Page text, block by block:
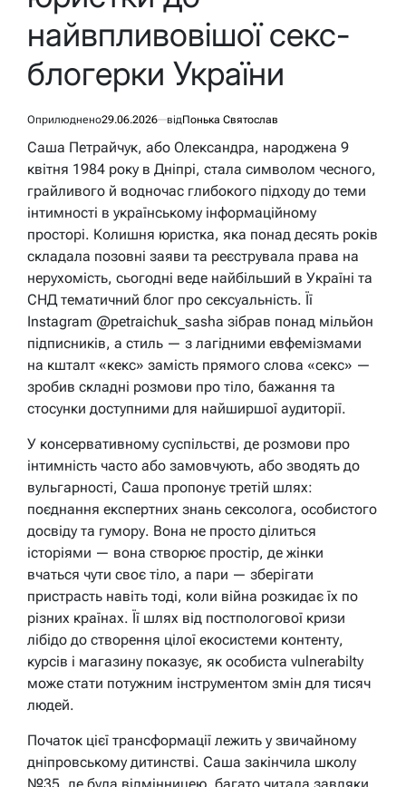
найвпливовішої секс-
блогерки України
Оприлюднено29.06.2026 відПонька Святослав
Саша Петрайчук, або Олександра, народжена 9
квітня 1984 року в Дніпрі, стала символом чесного,
грайливого й водночас глибокого підходу до теми
інтимності в українському інформаційному
просторі. Колишня юристка, яка понад десять років
складала позовні заяви та реєструвала права на
нерухомість, сьогодні веде найбільший в Україні та
СНД тематичний блог про сексуальність. Її
Instagram @petraichuk_sasha зібрав понад мільйон
підписників, а стиль — з лагідними евфемізмами
на кшталт «кекс» замість прямого слова «секс» —
зробив складні розмови про тіло, бажання та
стосунки доступними для найширшої аудиторії.
У консервативному суспільстві, де розмови про
інтимність часто або замовчують, або зводять до
вульгарності, Саша пропонує третій шлях:
поєднання експертних знань сексолога, особистого
досвіду та гумору. Вона не просто ділиться
історіями — вона створює простір, де жінки
вчаться чути своє тіло, а пари — зберігати
пристрасть навіть тоді, коли війна розкидає їх по
різних країнах. Її шлях від постпологової кризи
лібідо до створення цілої екосистеми контенту,
курсів і магазину показує, як особиста vulnerabilty
може стати потужним інструментом змін для тисяч
людей.
Початок цієї трансформації лежить у звичайному
дніпровському дитинстві. Саша закінчила школу
№35, де була відмінницею, багато читала завдяки